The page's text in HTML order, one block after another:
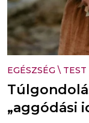
EGÉSZSÉG \ TEST
„aggódási